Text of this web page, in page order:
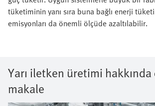
tüketiminin yanı sıra buna bağlı enerji
emisyonları da önemli ölçüde azaltılabilir.
Yarı iletken üretimi
makale